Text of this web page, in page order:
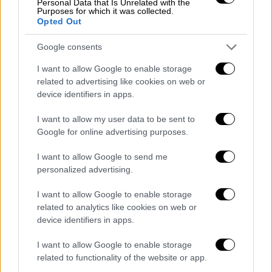
Personal Data that Is Unrelated with the
Purposes for which it was collected.
Opted Out
Google consents
I want to allow Google to enable storage
related to advertising like cookies on web or
device identifiers in apps.
I want to allow my user data to be sent to
Google for online advertising purposes.
I want to allow Google to send me
personalized advertising.
I want to allow Google to enable storage
related to analytics like cookies on web or
device identifiers in apps.
I want to allow Google to enable storage
related to functionality of the website or app.
σύζευξη των ονείρων με την
πραγματικότητα, αναδεικνύεται
έξοχη φωτογραφίατου Μπατόζ Σβινιάρσκι,
ενώ ο σκηνοθέτης σφίγγει δίχως έλεος την
Η αντιπαράθεση του ήρωα με τις
διαφορετικές εκδοχές του εαυτού του, με
χειρότερη εκείνη της ομοιότητάς του με τον
πατέρα του, αλλά και τη μεταμόρφωσή του